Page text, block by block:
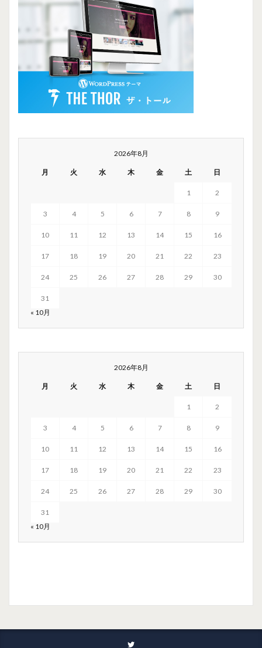
2026年8月
月 火 水 木 金 土 日
1 2
3 4 5 6 7 8 9
10 11 12 13 14 15 16
17 18 19 20 21 22 23
24 25 26 27 28 29 30
31
« 10月
2026年8月
月 火 水 木 金 土 日
1 2
3 4 5 6 7 8 9
10 11 12 13 14 15 16
17 18 19 20 21 22 23
24 25 26 27 28 29 30
31
« 10月